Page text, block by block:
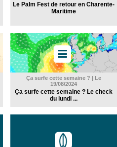
Le Palm Fest de retour en Charente-
Maritime
Ça surfe cette semaine ? | Le
19/08/2024
Ça surfe cette semaine ? Le check
du lundi ...